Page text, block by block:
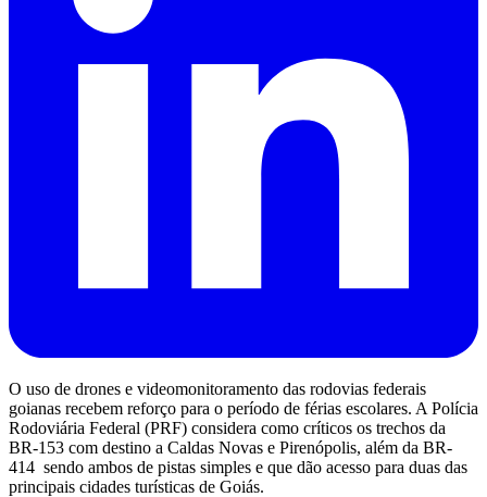
O uso de drones e videomonitoramento das rodovias federais
goianas recebem reforço para o período de férias escolares. A Polícia
Rodoviária Federal (PRF) considera como críticos os trechos da
BR-153 com destino a Caldas Novas e Pirenópolis, além da BR-
414 sendo ambos de pistas simples e que dão acesso para duas das
principais cidades turísticas de Goiás.